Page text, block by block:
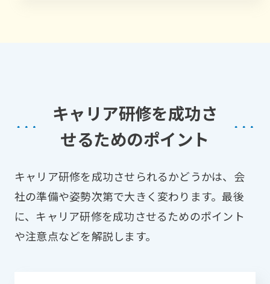
キャリア研修を成功さ
せるためのポイント
キャリア研修を成功させられるかどうかは、会
社の準備や姿勢次第で大きく変わります。最後
に、キャリア研修を成功させるためのポイント
や注意点などを解説します。